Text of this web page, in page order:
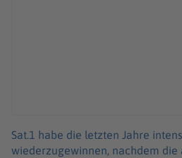
Sat.1 habe die letzten Jahre
wiederzugewinnen, nachdem